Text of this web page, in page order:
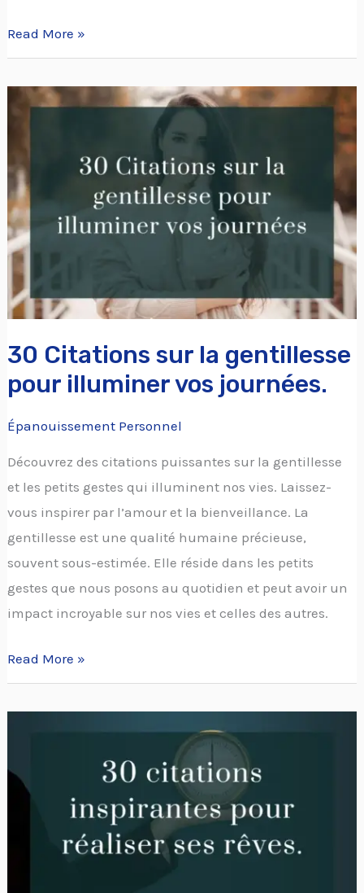
Read More »
30 Citations sur la gentillesse
pour illuminer vos journées.
Épanouissement Personnel
Découvrez des citations puissantes sur la gentillesse
et les petits gestes qui illuminent nos vies. Laissez-
vous inspirer par l’amour et la bienveillance. La
gentillesse est une qualité humaine précieuse,
souvent sous-estimée. Elle réside dans les petits
gestes que nous posons au quotidien et peut avoir un
impact incroyable sur nos vies et celles des autres.
la
gentillesse
pour
illuminer
vos
journées.
Read More »
inspirantes
pour
accomplir